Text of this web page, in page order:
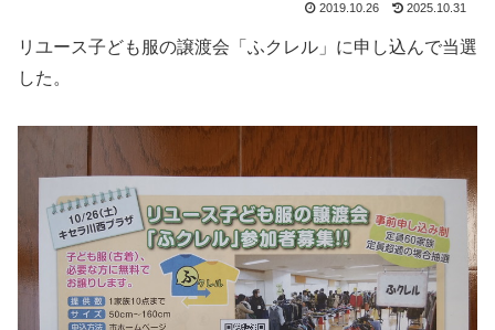
2019.10.26 2025.10.31
リユース子ども服の譲渡会「ふクレル」に申し込んで当選
した。